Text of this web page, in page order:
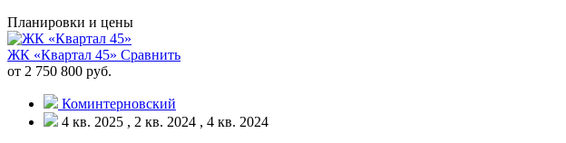
Планировки и цены
ЖК «Квартал 45» Сравнить
от 2 750 800 руб.
Коминтерновский
4 кв. 2025 , 2 кв. 2024 , 4 кв. 2024